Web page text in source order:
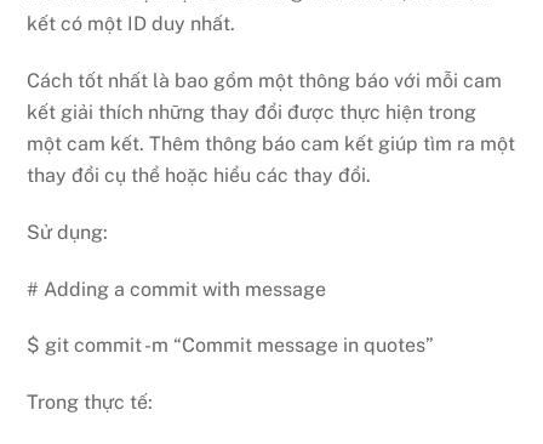
kết có một ID duy nhất.
Cách tốt nhất là bao gồm một thông báo với mỗi cam
kết giải thích những thay đổi được thực hiện trong
một cam kết. Thêm thông báo cam kết giúp tìm ra một
thay đổi cụ thể hoặc hiểu các thay đổi.
Sử dụng:
# Adding a commit with message
$ git commit -m “Commit message in quotes”
Trong thực tế: